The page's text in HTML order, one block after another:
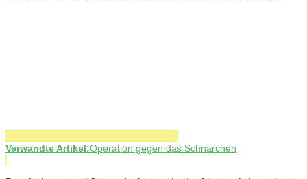
Verwandte Artikel:Operation gegen das Schnarchen